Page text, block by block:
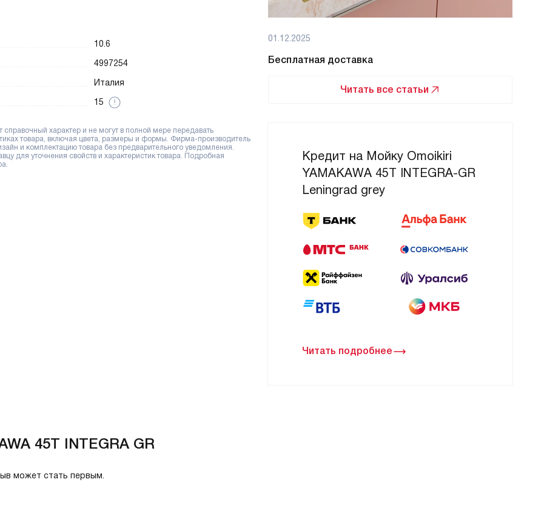
01.12.2025
Бесплатная доставка
Читать все статьи
Кредит на Мойку Omoikiri
YAMAKAWA 45T INTEGRA-GR
Leningrad grey
Читать подробнее
10.6
4997254
Италия
15
характер и не могут в полной мере передавать
товара, включая цвета, размеры и формы. Фирма-производитель
и комплектацию товара без предварительного уведомления.
для уточнения свойств и характеристик товара. Подробная
45T INTEGRA GR
может стать первым.